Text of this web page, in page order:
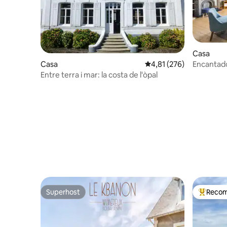
Casa 4,81 de puntuació
4,81 (276)
Entre terra i mar: la costa de l'òpal
Casa
Superhost
Superhost